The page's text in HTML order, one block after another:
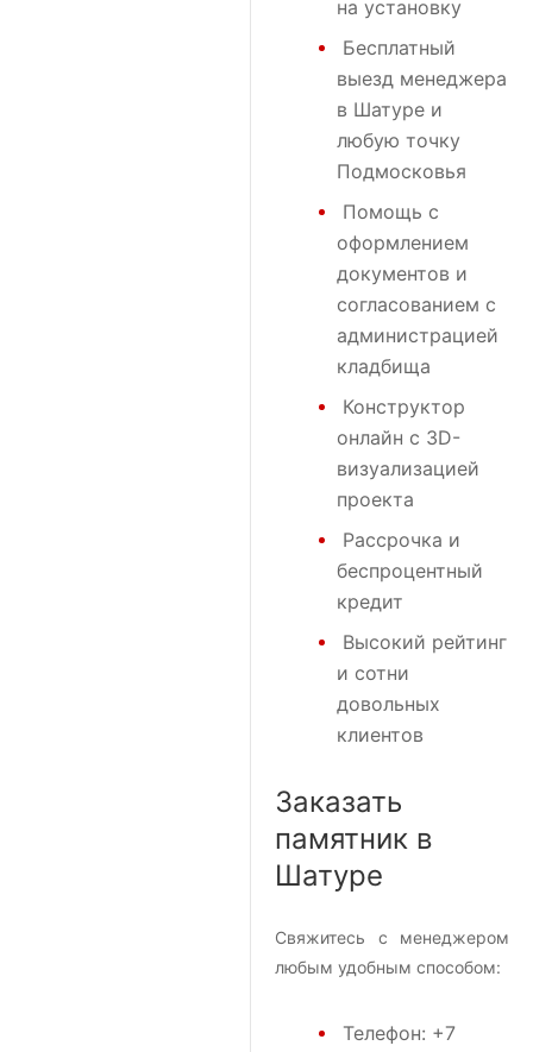
на установку
Бесплатный
выезд менеджера
в Шатуре и
любую точку
Подмосковья
Помощь с
оформлением
документов и
согласованием с
администрацией
кладбища
Конструктор
онлайн с 3D-
визуализацией
проекта
Рассрочка и
беспроцентный
кредит
Высокий рейтинг
и сотни
довольных
клиентов
Заказать
памятник в
Шатуре
Свяжитесь с менеджером
любым удобным способом:
Телефон: +7